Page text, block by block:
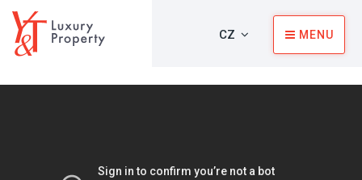
CZ MENU